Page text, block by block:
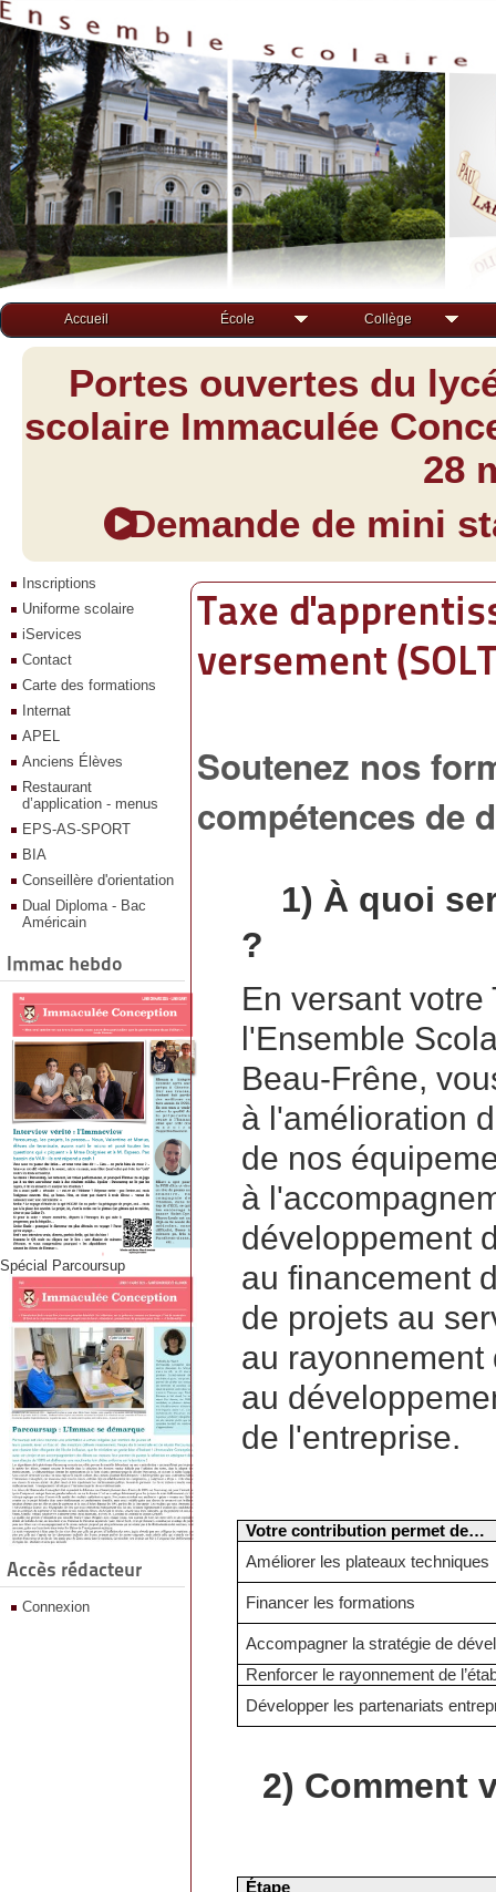
Accueil École Collège
Portes ouvertes du
scolaire Immaculée
28
Demande de mini
Inscriptions
Uniforme scolaire
iServices
Contact
Carte des formations
Internat
APEL
Anciens Élèves
Restaurant
d’application - menus
EPS-AS-SPORT
BIA
Conseillère d'orientation
Dual Diploma - Bac
Américain
Immac hebdo
Spécial Parcoursup
Accès rédacteur
Connexion
Taxe
versement
Soutenez nos
compétences de
1) À quoi
?
En versant
l'Ensemble
Beau-Frêne,
à l'amélioration
de nos
à
développement
au financement
de projets au
au
au
de l'entreprise.
Votre contribution permet de…
Améliorer les plateaux techniques
Financer les formations
Accompagner la stratégie de
Renforcer le rayonnement de
Développer les partenariats
2) Comment
Étape